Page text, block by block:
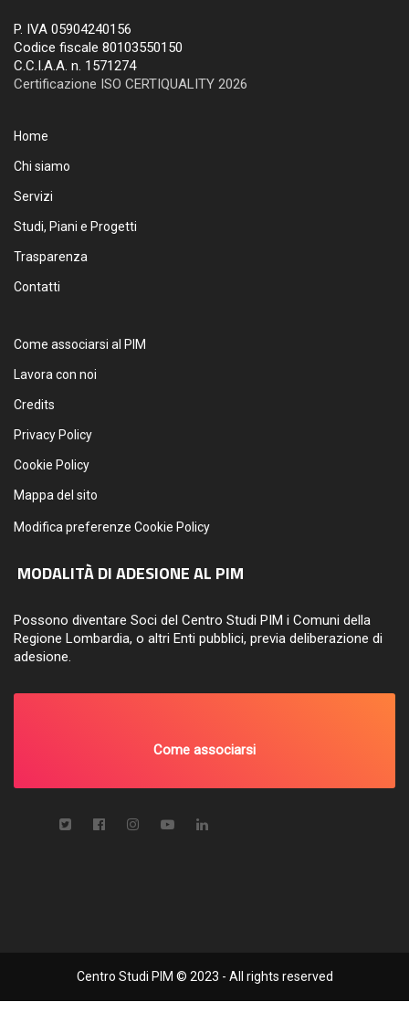
P. IVA 05904240156
Codice fiscale 80103550150
C.C.I.A.A. n. 1571274
Certificazione ISO CERTIQUALITY 2026
Home
Chi siamo
Servizi
Studi, Piani e Progetti
Trasparenza
Contatti
Come associarsi al PIM
Lavora con noi
Credits
Privacy Policy
Cookie Policy
Mappa del sito
Modifica preferenze Cookie Policy
MODALITÀ DI ADESIONE AL PIM
Possono diventare Soci del Centro Studi PIM i Comuni della
Regione Lombardia, o altri Enti pubblici, previa deliberazione di
adesione.
Come associarsi
Centro Studi PIM © 2023 - All rights reserved